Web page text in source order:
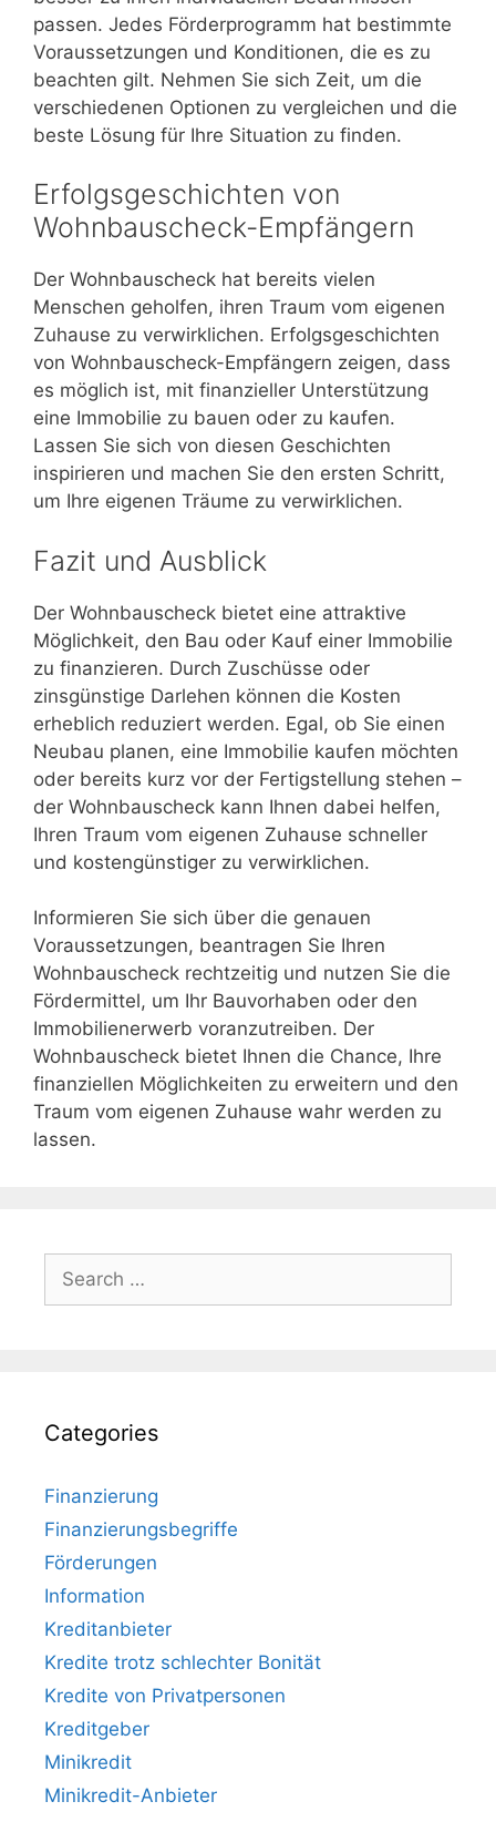
passen. Jedes Förderprogramm hat bestimmte
Voraussetzungen und Konditionen, die es zu
beachten gilt. Nehmen Sie sich Zeit, um die
verschiedenen Optionen zu vergleichen und die
beste Lösung für Ihre Situation zu finden.
Erfolgsgeschichten von
Wohnbauscheck-Empfängern
Der Wohnbauscheck hat bereits vielen
Menschen geholfen, ihren Traum vom eigenen
Zuhause zu verwirklichen. Erfolgsgeschichten
von Wohnbauscheck-Empfängern zeigen, dass
es möglich ist, mit finanzieller Unterstützung
eine Immobilie zu bauen oder zu kaufen.
Lassen Sie sich von diesen Geschichten
inspirieren und machen Sie den ersten Schritt,
um Ihre eigenen Träume zu verwirklichen.
Fazit und Ausblick
Der Wohnbauscheck bietet eine attraktive
Möglichkeit, den Bau oder Kauf einer Immobilie
zu finanzieren. Durch Zuschüsse oder
zinsgünstige Darlehen können die Kosten
erheblich reduziert werden. Egal, ob Sie einen
Neubau planen, eine Immobilie kaufen möchten
oder bereits kurz vor der Fertigstellung stehen –
der Wohnbauscheck kann Ihnen dabei helfen,
Ihren Traum vom eigenen Zuhause schneller
und kostengünstiger zu verwirklichen.
Informieren Sie sich über die genauen
Voraussetzungen, beantragen Sie Ihren
Wohnbauscheck rechtzeitig und nutzen Sie die
Fördermittel, um Ihr Bauvorhaben oder den
Immobilienerwerb voranzutreiben. Der
Wohnbauscheck bietet Ihnen die Chance, Ihre
finanziellen Möglichkeiten zu erweitern und den
Traum vom eigenen Zuhause wahr werden zu
lassen.
Search
for:
Categories
Finanzierung
Finanzierungsbegriffe
Förderungen
Information
Kreditanbieter
Kredite trotz schlechter Bonität
Kredite von Privatpersonen
Kreditgeber
Minikredit
Minikredit-Anbieter